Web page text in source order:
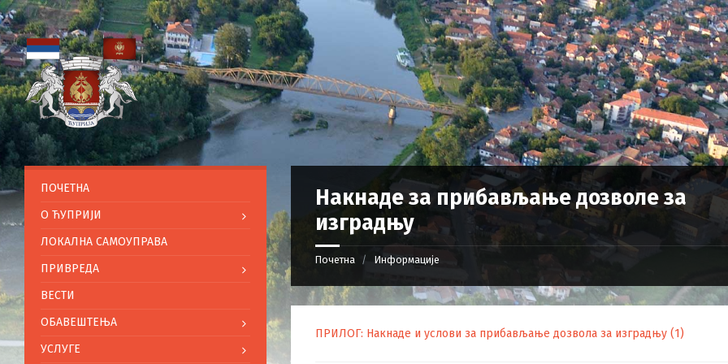
Накнаде за прибављање дозволе за
изградњу
Почетна Информације
ПРИЛОГ: Накнаде и услови за прибављање дозвола за изградњу (1)
ПОЧЕТНА
O ЋУПРИЈИ
ЛОКАЛНА САМОУПРАВА
ПРИВРЕДА
ВЕСТИ
ОБАВЕШТЕЊА
УСЛУГЕ